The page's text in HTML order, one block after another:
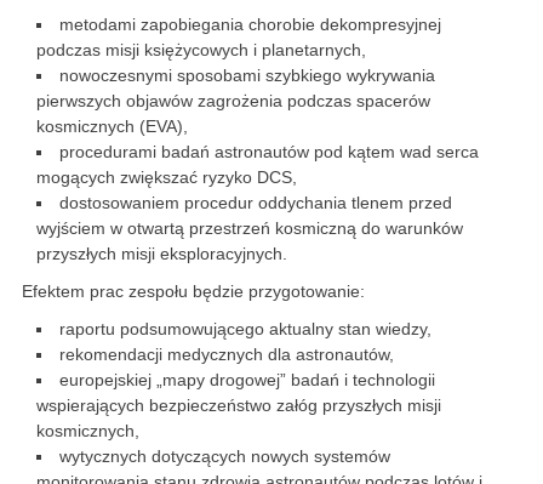
metodami zapobiegania chorobie dekompresyjnej
podczas misji księżycowych i planetarnych,
nowoczesnymi sposobami szybkiego wykrywania
pierwszych objawów zagrożenia podczas spacerów
kosmicznych (EVA),
procedurami badań astronautów pod kątem wad serca
mogących zwiększać ryzyko DCS,
dostosowaniem procedur oddychania tlenem przed
wyjściem w otwartą przestrzeń kosmiczną do warunków
przyszłych misji eksploracyjnych.
Efektem prac zespołu będzie przygotowanie:
raportu podsumowującego aktualny stan wiedzy,
rekomendacji medycznych dla astronautów,
europejskiej „mapy drogowej” badań i technologii
wspierających bezpieczeństwo załóg przyszłych misji
kosmicznych,
wytycznych dotyczących nowych systemów